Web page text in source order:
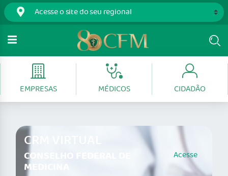
EMPRESAS MÉDICOS CIDADÃO
CRM VIRTUAL
CONSELHO FEDERAL DE
MEDICINA
Acesse